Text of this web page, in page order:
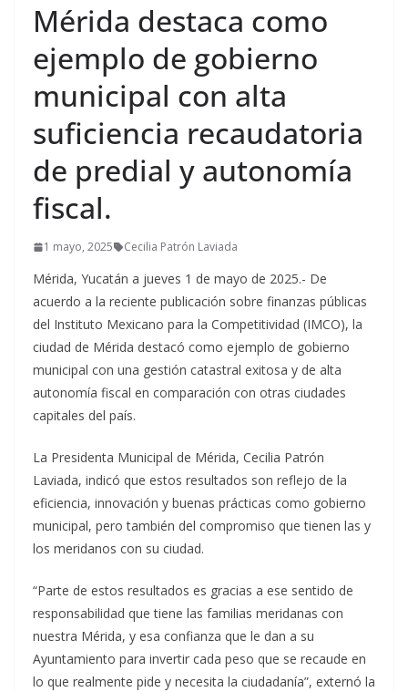
Mérida destaca como
ejemplo de gobierno
municipal con alta
suficiencia recaudatoria
de predial y autonomía
fiscal.
1 mayo, 2025 Cecilia Patrón Laviada
Mérida, Yucatán a jueves 1 de mayo de 2025.- De
acuerdo a la reciente publicación sobre finanzas públicas
del Instituto Mexicano para la Competitividad (IMCO), la
ciudad de Mérida destacó como ejemplo de gobierno
municipal con una gestión catastral exitosa y de alta
autonomía fiscal en comparación con otras ciudades
capitales del país.
La Presidenta Municipal de Mérida, Cecilia Patrón
Laviada, indicó que estos resultados son reflejo de la
eficiencia, innovación y buenas prácticas como gobierno
municipal, pero también del compromiso que tienen las y
los meridanos con su ciudad.
“Parte de estos resultados es gracias a ese sentido de
responsabilidad que tiene las familias meridanas con
nuestra Mérida, y esa confianza que le dan a su
Ayuntamiento para invertir cada peso que se recaude en
lo que realmente pide y necesita la ciudadanía”, externó la